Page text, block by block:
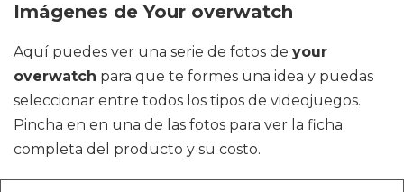
Imágenes de Your overwatch
Aquí puedes ver una serie de fotos de your
overwatch para que te formes una idea y puedas
seleccionar entre todos los tipos de videojuegos.
Pincha en en una de las fotos para ver la ficha
completa del producto y su costo.